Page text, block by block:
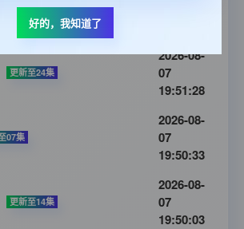
全12集
更新至24集
2026-08-
07
19:51:28
07集
2026-08-
07
19:50:33
更新至14集
2026-08-
07
19:50:03
好的，我知道了